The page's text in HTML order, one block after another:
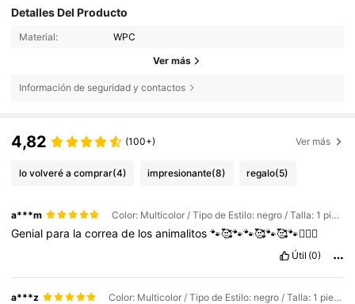
Detalles Del Producto
Material: WPC
Ver más
Información de seguridad y contactos
4,82 (100+) Ver más
lo volveré a comprar(4) impresionante(8) regalo(5)
a***m Color: Multicolor / Tipo de Estilo: negro / Talla: 1 pieza
Genial para lacorreade losanimalitos🐾🥰🐾🐾🥰🐾🥰🐾🤦🏻‍♂️
Útil (0)
a***z Color: Multicolor / Tipo de Estilo: negro / Talla: 1 pieza